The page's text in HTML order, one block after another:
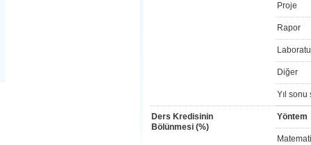
Proje
Rapor
Diğer
Yıl sonu
Ders Kredisinin
Bölünmesi (%)
Yöntem